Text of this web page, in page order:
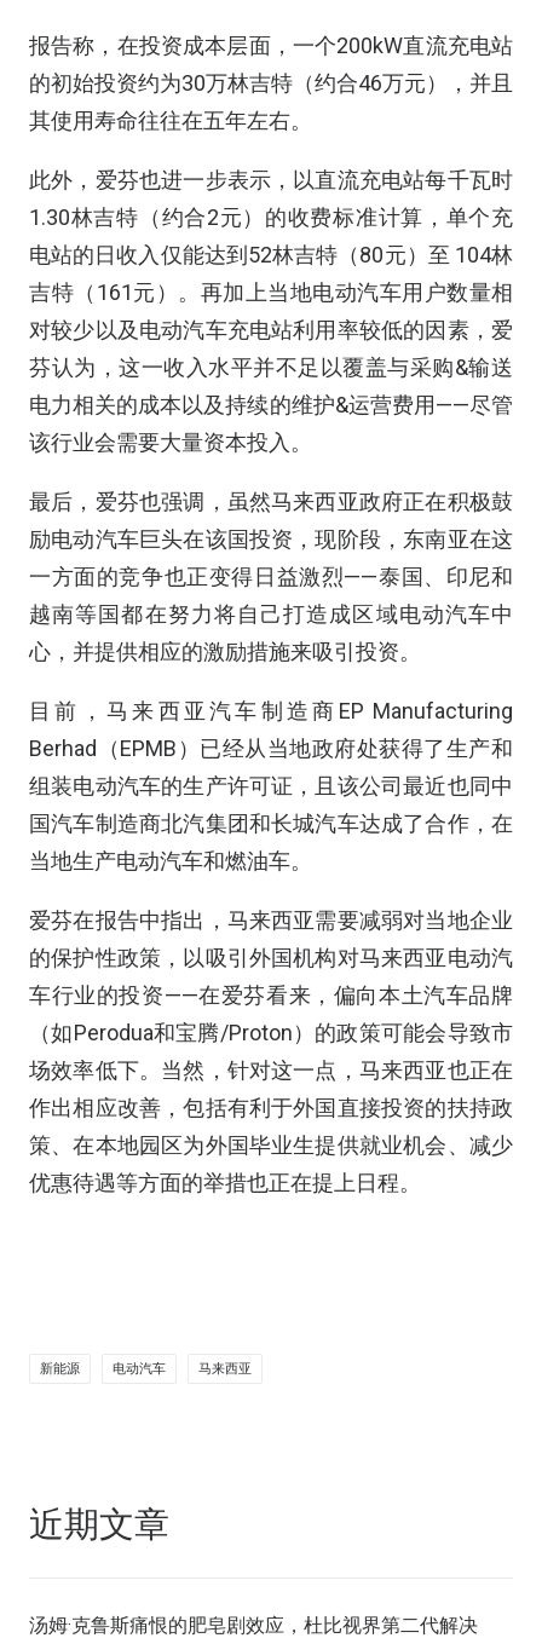
报告称，在投资成本层面，一个200kW直流充电站
的初始投资约为30万林吉特（约合46万元），并且
其使用寿命往往在五年左右。
此外，爱芬也进一步表示，以直流充电站每千瓦时
1.30林吉特（约合2元）的收费标准计算，单个充
电站的日收入仅能达到52林吉特（80元）至 104林
吉特（161元）。再加上当地电动汽车用户数量相
对较少以及电动汽车充电站利用率较低的因素，爱
芬认为，这一收入水平并不足以覆盖与采购&输送
电力相关的成本以及持续的维护&运营费用——尽管
该行业会需要大量资本投入。
最后，爱芬也强调，虽然马来西亚政府正在积极鼓
励电动汽车巨头在该国投资，现阶段，东南亚在这
一方面的竞争也正变得日益激烈——泰国、印尼和
越南等国都在努力将自己打造成区域电动汽车中
心，并提供相应的激励措施来吸引投资。
目前，马来西亚汽车制造商EP Manufacturing
Berhad（EPMB）已经从当地政府处获得了生产和
组装电动汽车的生产许可证，且该公司最近也同中
国汽车制造商北汽集团和长城汽车达成了合作，在
当地生产电动汽车和燃油车。
爱芬在报告中指出，马来西亚需要减弱对当地企业
的保护性政策，以吸引外国机构对马来西亚电动汽
车行业的投资——在爱芬看来，偏向本土汽车品牌
（如Perodua和宝腾/Proton）的政策可能会导致市
场效率低下。当然，针对这一点，马来西亚也正在
作出相应改善，包括有利于外国直接投资的扶持政
策、在本地园区为外国毕业生提供就业机会、减少
优惠待遇等方面的举措也正在提上日程。
新能源 电动汽车 马来西亚
近期文章
汤姆·克鲁斯痛恨的肥皂剧效应，杜比视界第二代解决